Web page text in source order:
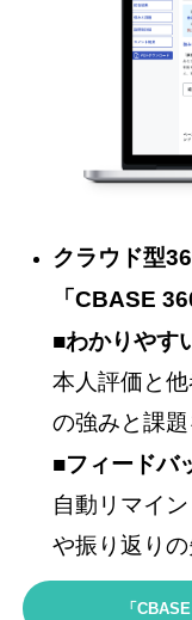
クラウド型
「CBASE
■わかりやす
本人評価と
の強みと課題
■フィードバ
自動リマイ
や振り返りの
「